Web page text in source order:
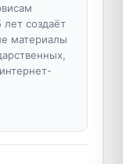
создаёт
материалы